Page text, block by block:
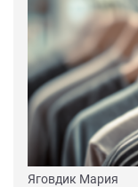
Яговдик Мария